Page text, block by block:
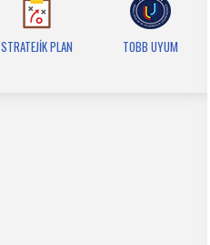
STRATEJİK PLAN TOBB UYUM